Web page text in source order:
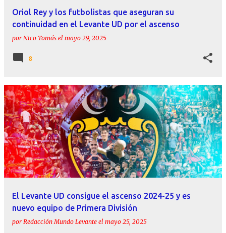
Oriol Rey y los futbolistas que aseguran su
continuidad en el Levante UD por el ascenso
por Nico Tomás el mayo 29, 2025
8
El Levante UD consigue el ascenso 2024-25 y es
nuevo equipo de Primera División
por Redacción Mundo Levante el mayo 25, 2025